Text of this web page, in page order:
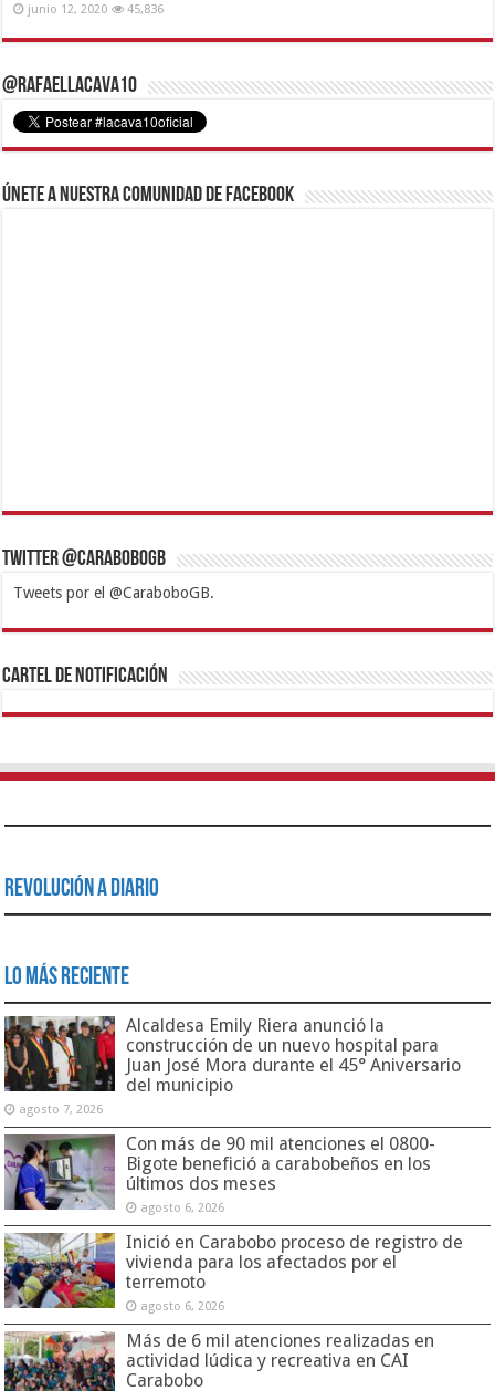
junio 12, 2020 45,836
@RafaelLacava10
Únete a nuestra comunidad de Facebook
Twitter @CaraboboGB
Tweets por el @CaraboboGB.
1xbetBetturkeyBetistKralbetSupertotobetTipobetMatadorbetMariobet
https://mvbcasino.com/
Cartel de Notificación
Revolución a Diario
Lo Más Reciente
Alcaldesa Emily Riera anunció la
construcción de un nuevo hospital para
Juan José Mora durante el 45° Aniversario
del municipio
agosto 7, 2026
Con más de 90 mil atenciones el 0800-
Bigote benefició a carabobeños en los
últimos dos meses
agosto 6, 2026
Inició en Carabobo proceso de registro de
vivienda para los afectados por el
terremoto
agosto 6, 2026
Más de 6 mil atenciones realizadas en
actividad lúdica y recreativa en CAI
Carabobo